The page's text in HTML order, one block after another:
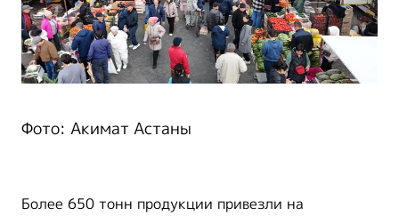
Фото: Акимат Астаны
Более 650 тонн продукции привезли на